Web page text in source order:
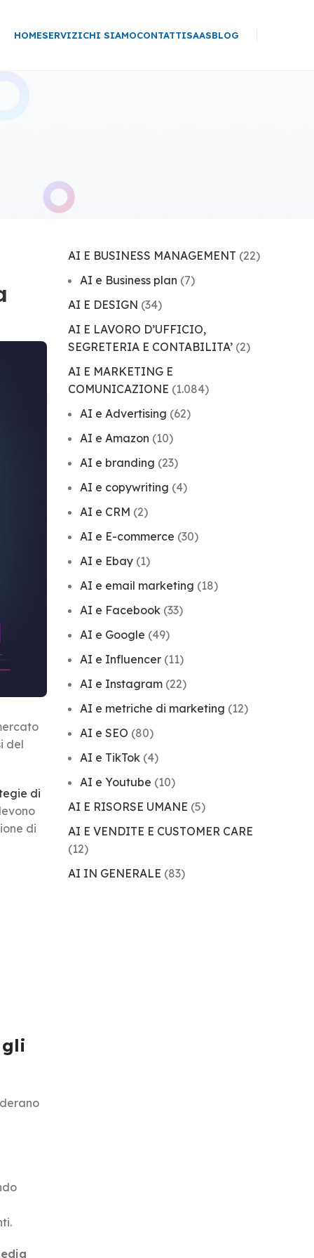
HOMESERVIZICHI SIAMOCONTATTISAASBLOG
del
di
di
gli
AI E BUSINESS MANAGEMENT (22)
AI e Business plan (7)
AI E DESIGN (34)
AI E LAVORO D’UFFICIO,
SEGRETERIA E CONTABILITA’(2)
AI E MARKETING E
COMUNICAZIONE (1.084)
AI e Advertising (62)
AI e Amazon (10)
AI e branding (23)
AI e copywriting (4)
AI e CRM (2)
AI e E-commerce (30)
AI e Ebay(1)
AI e email marketing (18)
AI e Facebook(33)
AI e Google (49)
AI e Influencer(11)
AI e Instagram(22)
AI e metriche di marketing (12)
AI e SEO (80)
AI e TikTok(4)
AI e Youtube (10)
AI E RISORSE UMANE (5)
AI E VENDITE E CUSTOMER CARE
(12)
AI IN GENERALE (83)